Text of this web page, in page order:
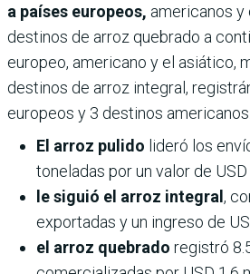
a países europeos, americanos y
destinos de arroz quebrado a
europeo, americano y el asiático,
destinos de arroz integral,
europeos y 3 destinos americanos.
El arroz pulido lideró los
toneladas por un valor de
le siguió el arroz integral ,
exportadas y un ingreso de
el arroz quebrado registró